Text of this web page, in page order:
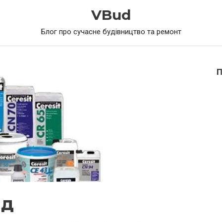
VBud
Блог про сучасне будівництво та ремонт